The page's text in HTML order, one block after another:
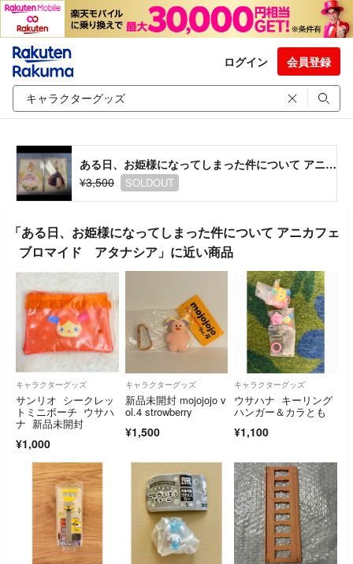
ログイン 会員登録
ある日、お姫様になってしまった件について アニカフェ ブロマイド アタナシア
¥3,500
SOLDOUT
「ある日、お姫様になってしまった件について アニカフェ
ブロマイド アタナシア」に近い商品
キャラクターグッズ
サンリオ シークレッ
トミニポーチ ウサハ
ナ 新品未開封
¥1,000
キャラクターグッズ
新品未開封 mojojojo v
ol.4 strowberry
¥1,500
キャラクターグッズ
ウサハナ キーリング
ハンガー＆カラとも
¥1,100